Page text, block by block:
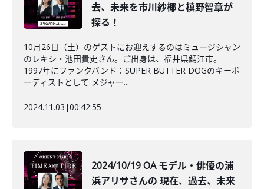
去、未来を市川紗椰と槙野智章が
探る！
10月26日（土）のゲストにお迎えするのはミュージシャン
のレキシ・池田貴史さん。ご出身は、福井県鯖江市。
1997年にファンクバンド：SUPER BUTTER DOGのキーボ
ーディストとして メジャー...
2024.11.03 |00:42:55
2024/10/19 OA モデル・俳優の浦
浜アリサさんの 現在、過去、未来